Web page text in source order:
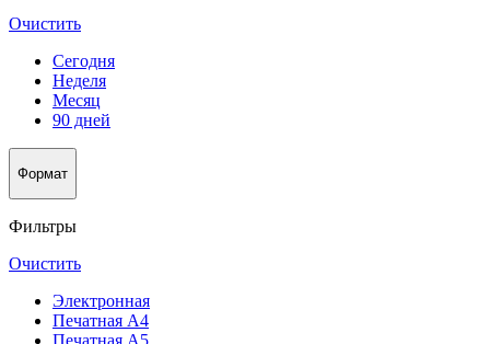
Очистить
Сегодня
Неделя
Месяц
90 дней
Формат
Фильтры
Очистить
Электронная
Печатная А4